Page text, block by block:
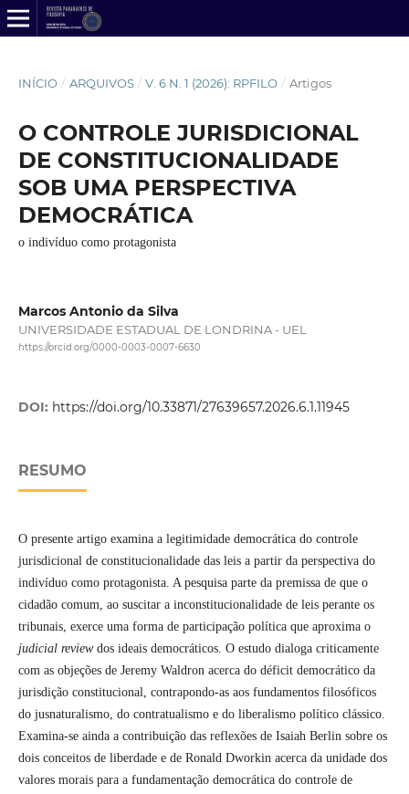
INÍCIO / ARQUIVOS / V. 6 N. 1 (2026): RPFILO / Artigos
O CONTROLE JURISDICIONAL
DE CONSTITUCIONALIDADE
SOB UMA PERSPECTIVA
DEMOCRÁTICA
o indivíduo como protagonista
Marcos Antonio da Silva
UNIVERSIDADE ESTADUAL DE LONDRINA - UEL
https://orcid.org/0000-0003-0007-6630
DOI: https://doi.org/10.33871/27639657.2026.6.1.11945
RESUMO
O presente artigo examina a legitimidade democrática do controle
jurisdicional de constitucionalidade das leis a partir da perspectiva do
indivíduo como protagonista. A pesquisa parte da premissa de que o
cidadão comum, ao suscitar a inconstitucionalidade de leis perante os
tribunais, exerce uma forma de participação política que aproxima o
judicial reviewdos ideais democráticos. O estudo dialoga criticamente
com as objeções de Jeremy Waldron acerca do déficit democrático da
jurisdição constitucional, contrapondo-as aos fundamentos filosóficos
do jusnaturalismo, do contratualismo e do liberalismo político clássico.
Examina-se ainda a contribuição das reflexões de Isaiah Berlin sobre os
dois conceitos de liberdade e de Ronald Dworkin acerca da unidade dos
valores morais para a fundamentação democrática do controle de